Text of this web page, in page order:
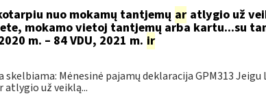
nuo mokamų tantjemų aratlygio už
mokamo vietoj tantjemų arba kartu...su
m. – 84 VDU, 2021 m. ir
skelbiama: Mėnesinė pajamų deklaracija GPM313
už veiklą...